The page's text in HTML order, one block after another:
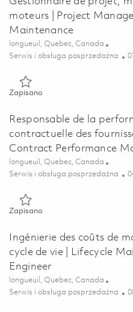
moteurs | Project
Maintenance
Lokalizacja
longueuil, Quebec, Canada
Kategoria
Serwis i obsługa posprzedażna
Zapisano
Responsable de la
contractuelle des
Contract Performance
Lokalizacja
longueuil, Quebec, Canada
Kategoria
Serwis i obsługa posprzedażna
Zapisano
Ingénierie des coûts de
cycle de vie | Lifecycle
Engineer
Lokalizacja
longueuil, Quebec, Canada
Kategoria
Serwis i obsługa posprzedażna